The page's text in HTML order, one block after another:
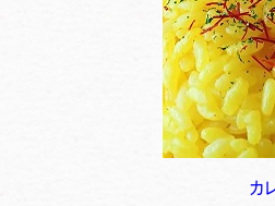
カ